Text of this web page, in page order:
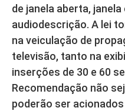
de janela aberta,
audiodescrição. A lei
na veiculação de
televisão, tanto na
inserções de 30 e 60
Recomendação não
poderão ser